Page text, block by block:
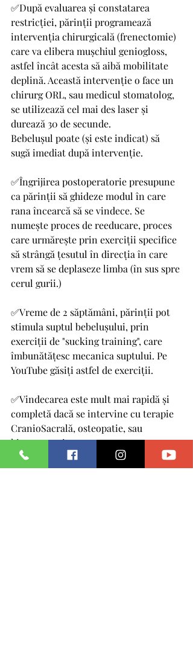
✅După evaluarea și constatarea
restricției, părinții programează
intervenția chirurgicală (frenectomie)
care va elibera mușchiul geniogloss,
astfel încât acesta să aibă mobilitate
deplină. Această intervenție o face un
chirurg ORL, sau medicul stomatolog,
se utilizează cel mai des laser și
durează 30 de secunde.
Bebelușul poate (și este indicat) să
sugă imediat după intervenție.
✅Îngrijirea postoperatorie presupune
ca părinții să ghideze modul în care
rana încearcă să se vindece. Se
numește proces de reeducare, proces
care urmărește prin exerciții specifice
să strângă țesutul în direcția în care
vrem să se deplaseze limba (în sus spre
cerul gurii.)
✅Vreme de 2 săptămâni, părinții pot
stimula suptul bebelușului, prin
exerciții de "sucking training", care
îmbunătățesc mecanica suptului. Pe
YouTube găsiți astfel de exerciții.
✅Vindecarea este mult mai rapidă și
completă dacă se intervine cu terapie
CranioSacrală, osteopatie, sau
kinetoterapie, pentru a se corecta
mecanismele de supt create în
compensație și pentru a se elibera